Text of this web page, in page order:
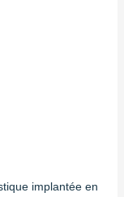
implantée en